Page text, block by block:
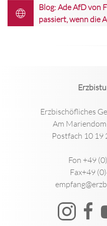
Blog: Ade AfD von
passiert, wenn die
Erzbischöfliches
Am
Postfach 10 19
Fon +49
Fax+49